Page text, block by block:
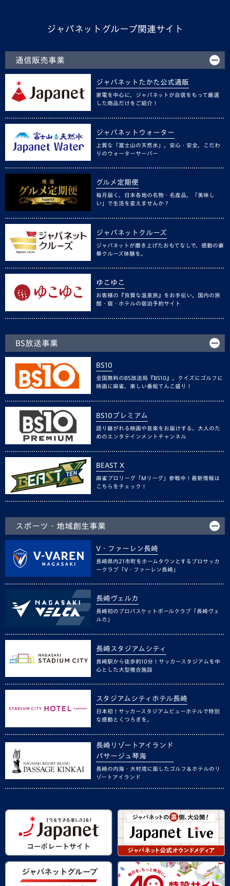
ジャパネットグループ関連サイト
通信販売事業
ジャパネットたかた公式通販
家電を中心に、ジャパネットが自信をもって厳選
した商品だけをご紹介！
ジャパネットウォーター
上質な「富士山の天然水」。安心・安全、こだわ
りのウォーターサーバー
グルメ定期便
毎月届く、日本各地の名物・名産品。「美味し
い」で生活を変えませんか？
ジャパネットクルーズ
ジャパネットが磨き上げたおもてなしで、感動の豪
華クルーズ体験を。
ゆこゆこ
お客様の『良質な温泉旅』をお手伝い。国内の旅
館・宿・ホテルの宿泊予約サイト
BS放送事業
BS10
全国無料のBS放送局『BS10』。クイズにゴルフに
映画に麻雀、楽しい番組てんこ盛り！
BS10プレミアム
語り継がれる映画や音楽をお届けする、大人のた
めのエンタテインメントチャンネル
BEAST X
麻雀プロリーグ「Mリーグ」参戦中！最新情報は
こちらをチェック！
スポーツ・地域創生事業
V・ファーレン長崎
長崎県内21市町をホームタウンとするプロサッカ
ークラブ「V・ファーレン長崎」
長崎ヴェルカ
長崎初のプロバスケットボールクラブ「長崎ヴェ
ルカ」
長崎スタジアムシティ
長崎駅から徒歩約10分！サッカースタジアムを中
心とした大型複合施設
スタジアムシティホテル長崎
日本初！サッカースタジアムビューホテルで特別
な感動とくつろぎを。
長崎リゾートアイランド
パサージュ琴海
長崎の内海・大村湾に面したゴルフ＆ホテルのリ
ゾートアイランド